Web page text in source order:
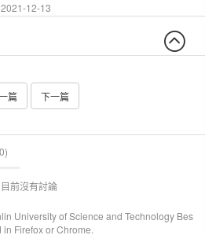
12-13
篇 下一篇
目前沒有討論
University of Science and Technology Bes
in Firefox or Chrome.